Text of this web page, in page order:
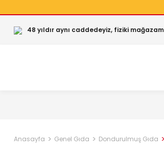
48 yıldır aynı caddedeyiz, fiziki
Anasayfa Genel Gıda Dondurulmuş Gıda